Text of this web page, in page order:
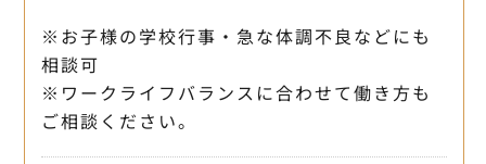
※お子様の学校行事・急な体調不良などにも
相談可
※ワークライフバランスに合わせて働き方も
ご相談ください。